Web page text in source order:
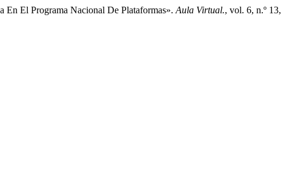
En El Programa Nacional De Plataformas». Aula Virtual., vol. 6, n.º 13,